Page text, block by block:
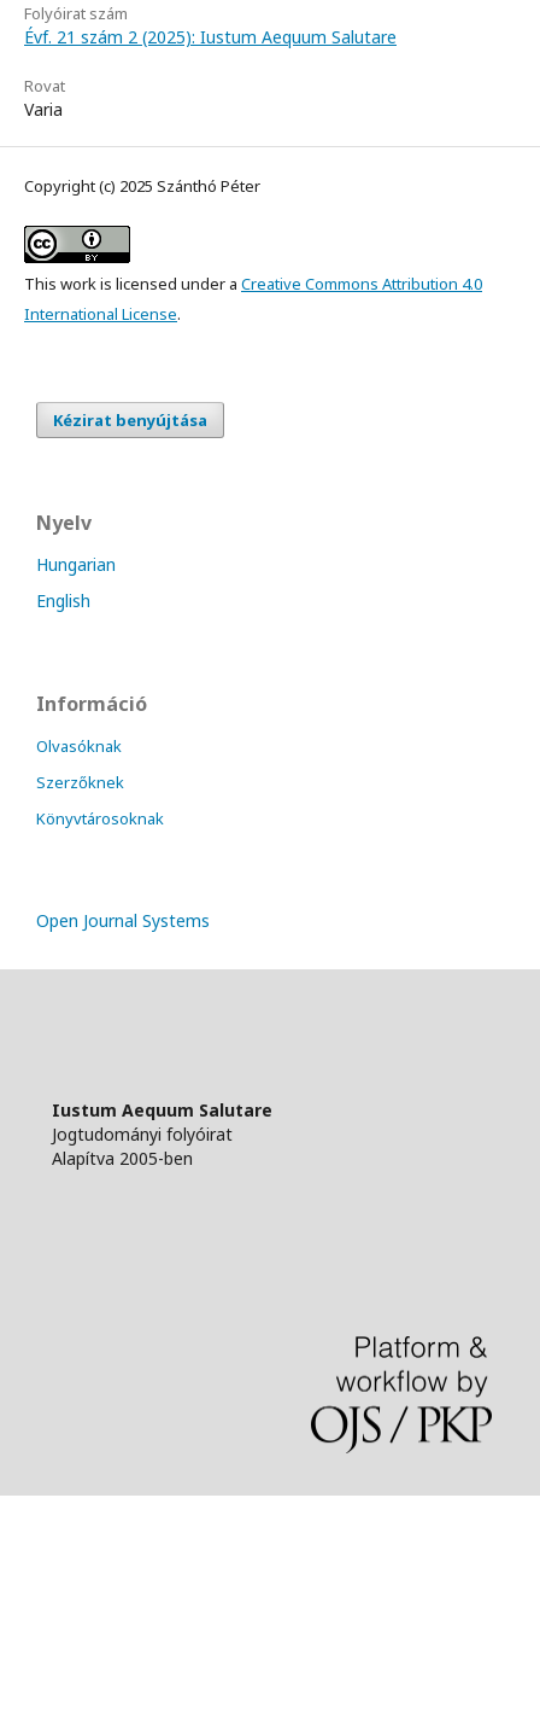
Folyóirat szám
Évf. 21 szám 2 (2025): Iustum Aequum Salutare
Rovat
Varia
Copyright (c) 2025 Szánthó Péter
This work is licensed under a Creative Commons Attribution 4.0
International License.
Kézirat benyújtása
Nyelv
Hungarian
English
Információ
Olvasóknak
Szerzőknek
Könyvtárosoknak
Open Journal Systems
Iustum Aequum Salutare
Jogtudományi folyóirat
Alapítva 2005-ben